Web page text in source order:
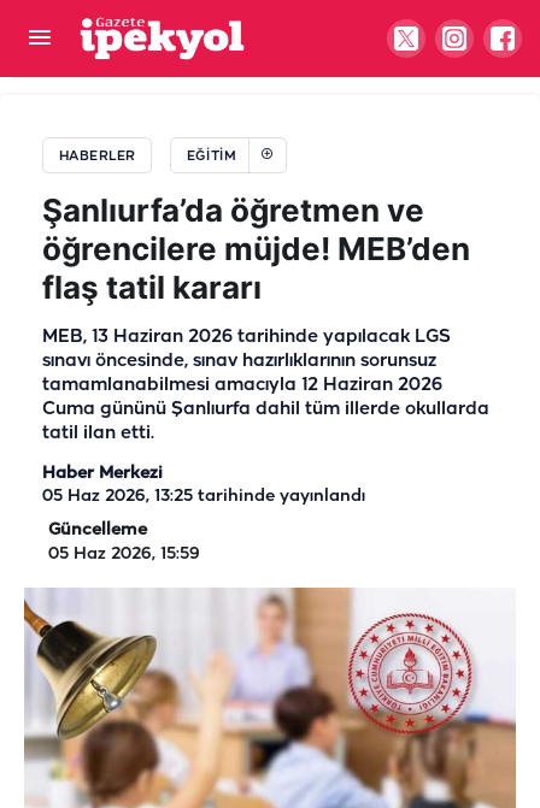
HABERLER EĞITIM
Şanlıurfa’da öğretmen ve
öğrencilere müjde! MEB’den
flaş tatil kararı
MEB, 13 Haziran 2026 tarihinde yapılacak LGS
sınavı öncesinde, sınav hazırlıklarının sorunsuz
tamamlanabilmesi amacıyla 12 Haziran 2026
Cuma gününü Şanlıurfa dahil tüm illerde okullarda
tatil ilan etti.
Haber Merkezi
05 Haz 2026, 13:25 tarihinde yayınlandı
Güncelleme
05 Haz 2026, 15:59
Yüzde 159 zam! Vakıf üniversiteleri Oxford'la